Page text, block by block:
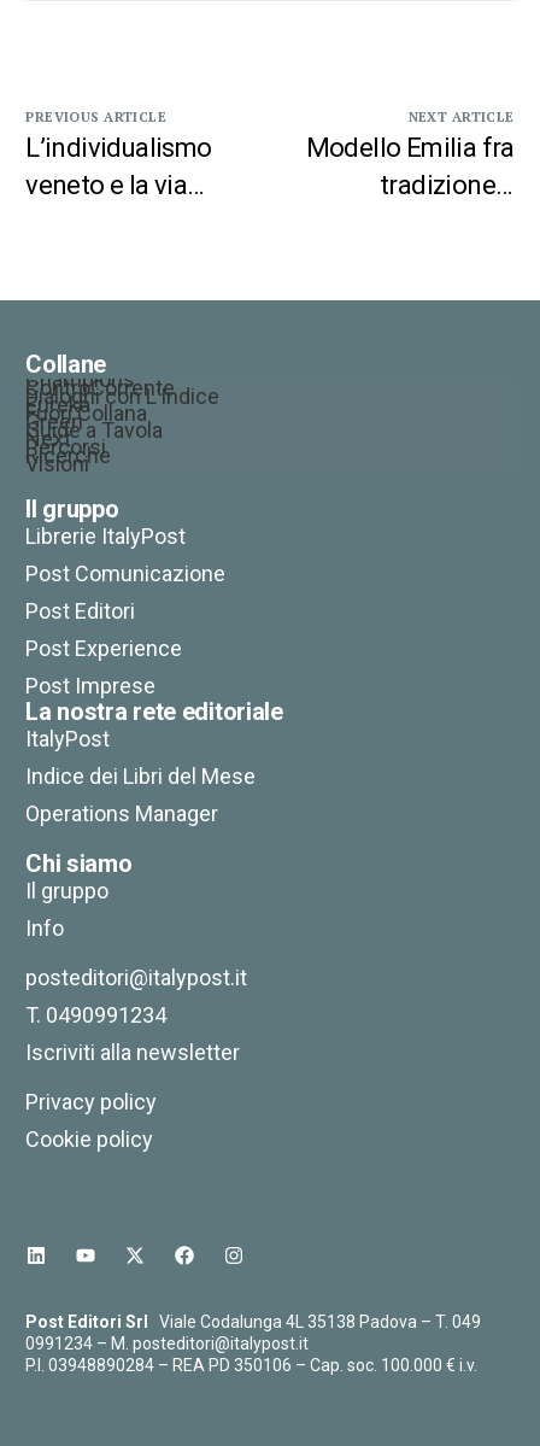
PREVIOUS ARTICLE
L’individualismo
veneto e la via
da studiare”
NEXT ARTICLE
Modello Emilia fra
tradizione e
Collane
Champions
ControCorrente
Dialoghi con L’Indice
Eureka
Fuori Collana
Green
Guide a Tavola
Next
Percorsi
Ricerche
Visioni
Il gruppo
Librerie ItalyPost
Post Comunicazione
Post Editori
Post Experience
Post Imprese
La nostra rete editoriale
ItalyPost
Indice dei Libri del Mese
Operations Manager
Chi siamo
Il gruppo
Info
posteditori@italypost.it
T. 0490991234
Iscriviti alla newsletter
Privacy policy
Cookie policy
Post Editori Srl Viale Codalunga 4L 35138 Padova – T.049
0991234 – M.posteditori@italypost.it
P.I. 03948890284 – REA PD 350106 – Cap. soc. 100.000 € i.v.